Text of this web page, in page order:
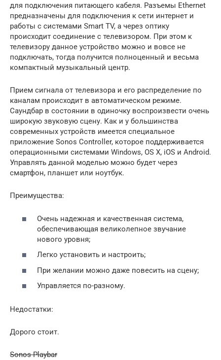
для подключения питающего кабеля. Разъемы Ethernet
предназначены для подключения к сети интернет и
работы с системами Smart TV, а через оптику
происходит соединение с телевизором. При этом к
телевизору данное устройство можно и вовсе не
подключать, тогда получится полноценный и весьма
компактный музыкальный центр.
Прием сигнала от телевизора и его распределение по
каналам происходит в автоматическом режиме.
Саундбар в состоянии в одиночку воспроизвести очень
широкую звуковую сцену. Как и у большинства
современных устройств имеется специальное
приложение Sonos Controller, которое поддерживается
операционными системами Windows, OS X, iOS и Android.
Управлять данной моделью можно будет через
смартфон, планшет или ноутбук.
Преимущества:
Очень надежная и качественная система,
обеспечивающая великолепное звучание
нового уровня;
Легко установить и настроить;
При желании можно даже повесить на сцену;
Управляется по-разному.
Недостатки:
Дорого стоит.
Sonos Playbar